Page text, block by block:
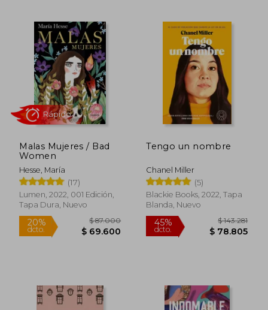
45%
dcto.
$ 190.676 20%
dcto.
$
$
Malas Mujeres / Bad
Women
Hesse, María
(17)
Lumen, 2022, 001 Edición,
Tapa Dura, Nuevo
Tengo un nombre
Chanel Miller
(5)
Blackie Books, 2022, Tapa
Blanda, Nuevo